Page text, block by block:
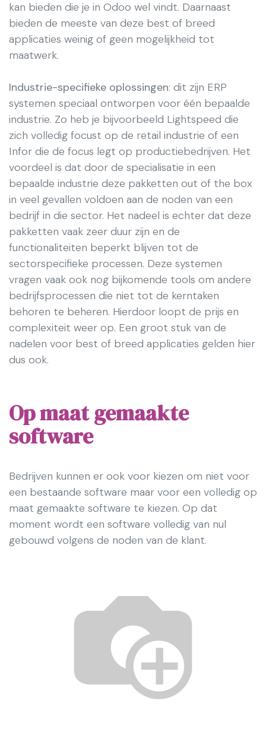
kan bieden die je in Odoo wel vindt. Daarnaast
bieden de meeste van deze best of breed
applicaties weinig of geen mogelijkheid tot
maatwerk.
Industrie-specifieke oplossingen: dit zijn ERP
systemen speciaal ontworpen voor één bepaalde
industrie. Zo heb je bijvoorbeeld Lightspeed die
zich volledig focust op de retail industrie of een
Infor die de focus legt op productiebedrijven. Het
voordeel is dat door de specialisatie in een
bepaalde industrie deze pakketten out of the box
in veel gevallen voldoen aan de noden van een
bedrijf in die sector. Het nadeel is echter dat deze
pakketten vaak zeer duur zijn en de
functionaliteiten beperkt blijven tot de
sectorspecifieke processen. Deze systemen
vragen vaak ook nog bijkomende tools om andere
bedrijfsprocessen die niet tot de kerntaken
behoren te beheren. Hierdoor loopt de prijs en
complexiteit weer op. Een groot stuk van de
nadelen voor best of breed applicaties gelden hier
dus ook.
Op maat gemaakte
software
Bedrijven kunnen er ook voor kiezen om niet voor
een bestaande software maar voor een volledig op
maat gemaakte software te kiezen. Op dat
moment wordt een software volledig van nul
gebouwd volgens de noden van de klant.